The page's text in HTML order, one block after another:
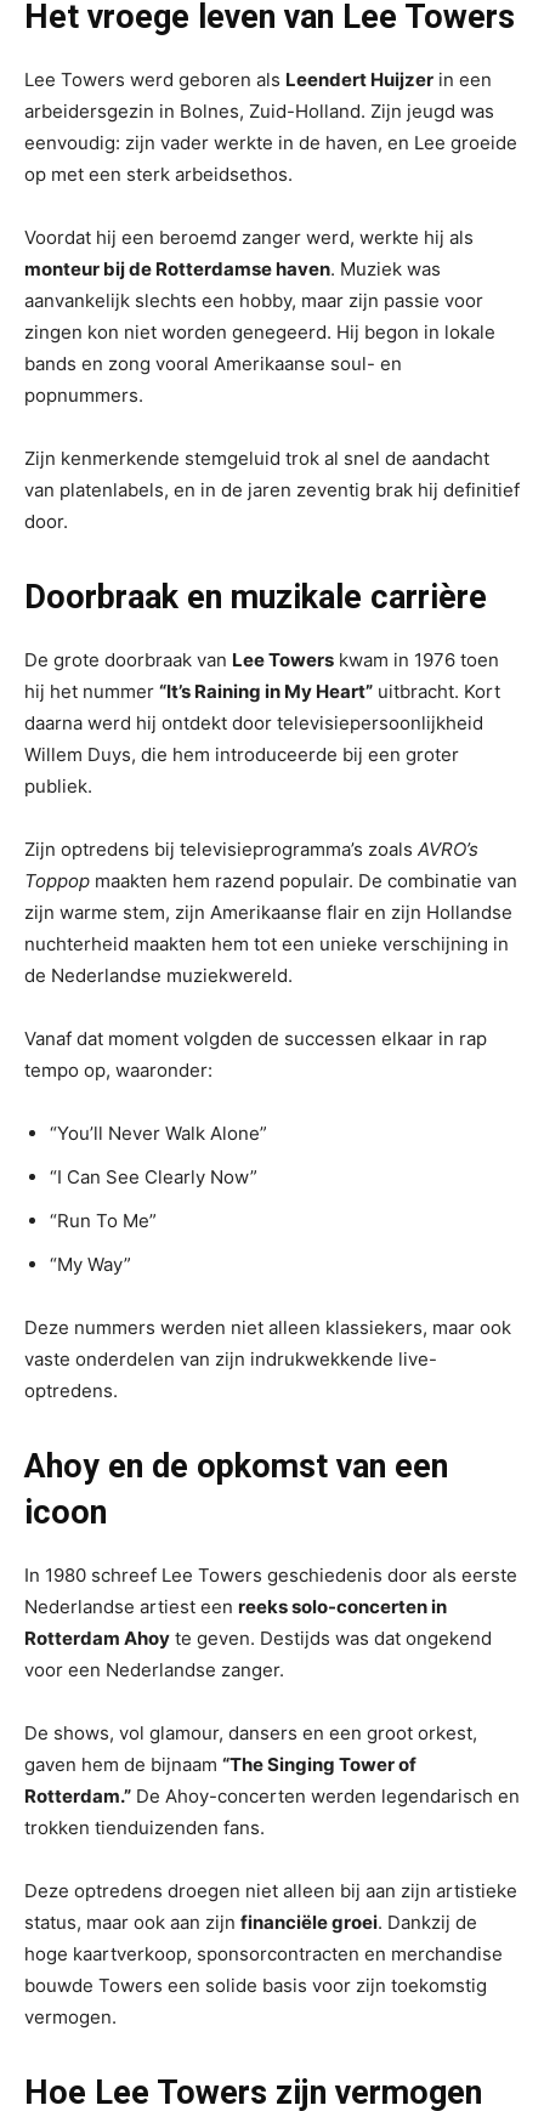
Het vroege leven van Lee Towers
Lee Towers werd geboren als Leendert Huijzer in een
arbeidersgezin in Bolnes, Zuid-Holland. Zijn jeugd was
eenvoudig: zijn vader werkte in de haven, en Lee groeide
op met een sterk arbeidsethos.
Voordat hij een beroemd zanger werd, werkte hij als
monteur bij de Rotterdamse haven. Muziek was
aanvankelijk slechts een hobby, maar zijn passie voor
zingen kon niet worden genegeerd. Hij begon in lokale
bands en zong vooral Amerikaanse soul- en
popnummers.
Zijn kenmerkende stemgeluid trok al snel de aandacht
van platenlabels, en in de jaren zeventig brak hij definitief
door.
Doorbraak en muzikale carrière
De grote doorbraak van Lee Towers kwam in 1976 toen
hij het nummer “It’s Raining in My Heart” uitbracht. Kort
daarna werd hij ontdekt door televisiepersoonlijkheid
Willem Duys, die hem introduceerde bij een groter
publiek.
Zijn optredens bij televisieprogramma’s zoals AVRO’s
Toppop maakten hem razend populair. De combinatie van
zijn warme stem, zijn Amerikaanse flair en zijn Hollandse
nuchterheid maakten hem tot een unieke verschijning in
de Nederlandse muziekwereld.
Vanaf dat moment volgden de successen elkaar in rap
tempo op, waaronder:
“You’ll Never Walk Alone”
“I Can See Clearly Now”
“Run To Me”
“My Way”
Deze nummers werden niet alleen klassiekers, maar ook
vaste onderdelen van zijn indrukwekkende live-
optredens.
Ahoy en de opkomst van een
icoon
In 1980 schreef Lee Towers geschiedenis door als eerste
Nederlandse artiest een reeks solo-concerten in
Rotterdam Ahoy te geven. Destijds was dat ongekend
voor een Nederlandse zanger.
De shows, vol glamour, dansers en een groot orkest,
gaven hem de bijnaam “The Singing Tower of
Rotterdam.” De Ahoy-concerten werden legendarisch en
trokken tienduizenden fans.
Deze optredens droegen niet alleen bij aan zijn artistieke
status, maar ook aan zijn financiële groei. Dankzij de
hoge kaartverkoop, sponsorcontracten en merchandise
bouwde Towers een solide basis voor zijn toekomstig
vermogen.
Hoe Lee Towers zijn vermogen